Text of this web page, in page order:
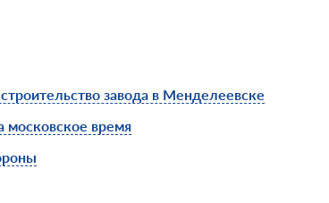
завода в Менделеевске
московское время